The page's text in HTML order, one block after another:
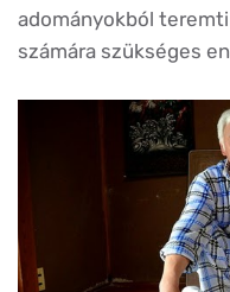
adományokból
számára szükséges